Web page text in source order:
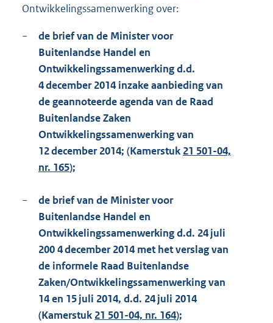
Ontwikkelingssamenwerking over:
−
de brief van de Minister voor
Buitenlandse Handel en
Ontwikkelingssamenwerking d.d.
4 december 2014 inzake aanbieding van
de geannoteerde agenda van de Raad
Buitenlandse Zaken
Ontwikkelingssamenwerking van
12 december 2014; (Kamerstuk 21 501-04,
nr. 165);
−
de brief van de Minister voor
Buitenlandse Handel en
Ontwikkelingssamenwerking d.d. 24 juli
200 4 december 2014 met het verslag van
de informele Raad Buitenlandse
Zaken/Ontwikkelingssamenwerking van
14 en 15 juli 2014, d.d. 24 juli 2014
(Kamerstuk 21 501-04, nr. 164);